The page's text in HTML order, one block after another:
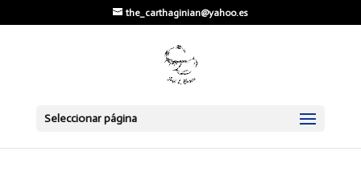
the_carthaginian@yahoo.es
Seleccionar página